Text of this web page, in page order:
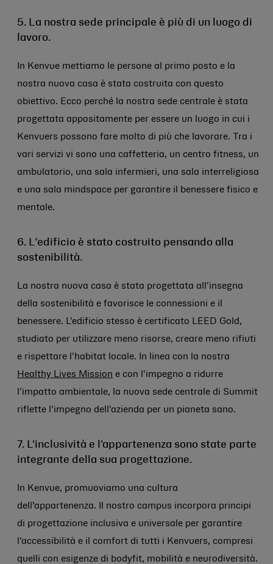
5. La nostra sede principale è più di un luogo di
lavoro.
In Kenvue mettiamo le persone al primo posto e la
nostra nuova casa è stata costruita con questo
obiettivo. Ecco perché la nostra sede centrale è stata
progettata appositamente per essere un luogo in cui i
Kenvuers possono fare molto di più che lavorare. Tra i
vari servizi vi sono una caffetteria, un centro fitness, un
ambulatorio, una sala infermieri, una sala interreligiosa
e una sala mindspace per garantire il benessere fisico e
mentale.
6. L’edificio è stato costruito pensando alla
sostenibilità.
La nostra nuova casa è stata progettata all'insegna
della sostenibilità e favorisce le connessioni e il
benessere. L'edificio stesso è certificato LEED Gold,
studiato per utilizzare meno risorse, creare meno rifiuti
e rispettare l'habitat locale. In linea con la nostra
Healthy Lives Mission e con l'impegno a ridurre
l'impatto ambientale, la nuova sede centrale di Summit
riflette l'impegno dell'azienda per un pianeta sano.
7. L'inclusività e l'appartenenza sono state parte
integrante della sua progettazione.
In Kenvue, promuoviamo una cultura
dell’appartenenza. Il nostro campus incorpora principi
di progettazione inclusiva e universale per garantire
l'accessibilità e il comfort di tutti i Kenvuers, compresi
quelli con esigenze di bodyfit, mobilità e neurodiversità.